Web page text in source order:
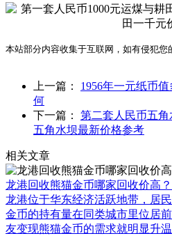
本站部分内容收集于互联网，如有侵犯您
上一篇： 1956年一元纸币
何
下一篇： 第二套人民币五
五角水坝最新价格参考
相关文章
龙港回收熊猫金币哪家回收价高
龙港位于华东经济活跃地带，居
金币的持有量在同类城市里位居
友变现熊猫金币的需求就明显升